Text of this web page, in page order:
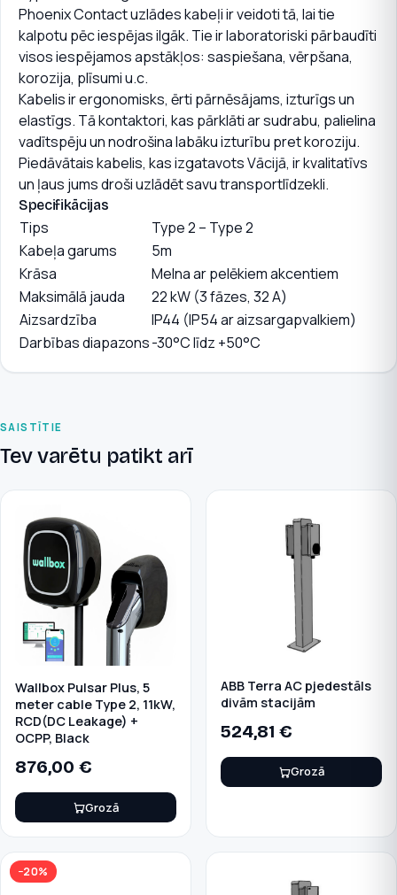
Phoenix Contact uzlādes kabeļi ir veidoti tā, lai tie
kalpotu pēc iespējas ilgāk. Tie ir laboratoriski pārbaudīti
visos iespējamos apstākļos: saspiešana, vērpšana,
korozija, plīsumi u.c.
Kabelis ir ergonomisks, ērti pārnēsājams, izturīgs un
elastīgs. Tā kontaktori, kas pārklāti ar sudrabu, palielina
vadītspēju un nodrošina labāku izturību pret koroziju.
Piedāvātais kabelis, kas izgatavots Vācijā, ir kvalitatīvs
un ļaus jums droši uzlādēt savu transportlīdzekli.
Specifikācijas
Tips
Type 2 – Type 2
Kabeļa garums
5m
Krāsa
Melna ar pelēkiem akcentiem
Maksimālā jauda
22 kW (3 fāzes, 32 A)
Aizsardzība
IP44 (IP54 ar aizsargapvalkiem)
Darbības diapazons-30°C līdz +50°C
SAISTĪTIE
Tev varētu patikt arī
Wallbox Pulsar Plus, 5
meter cable Type 2, 11kW,
RCD(DC Leakage) +
OCPP, Black
876,00 €
Grozā
ABB Terra AC pjedestāls
divām stacijām
524,81 €
Grozā
−20%